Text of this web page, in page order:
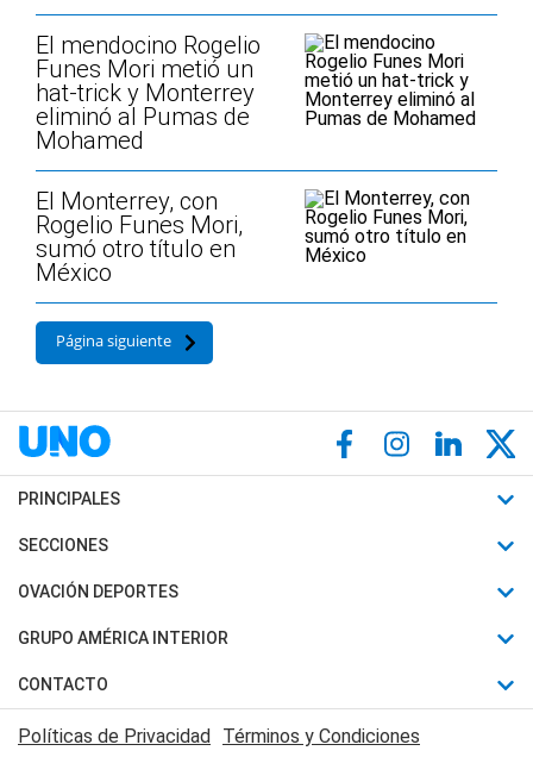
El mendocino Rogelio
Funes Mori metió un
hat-trick y Monterrey
eliminó al Pumas de
Mohamed
El Monterrey, con
Rogelio Funes Mori,
sumó otro título en
México
Página siguiente
PRINCIPALES
Últimas Noticias
Política
Judiciales
Economia
SECCIONES
Horóscopo
Motores
Trucos caseros
Series y Películas
OVACIÓN DEPORTES
Fútbol
Mundial
Automovilismo
Rugby
GRUPO AMÉRICA INTERIOR
Canal 7 en Vivo
CONTACTO
Acerca de Nosotros
Políticas de Privacidad Términos y Condiciones